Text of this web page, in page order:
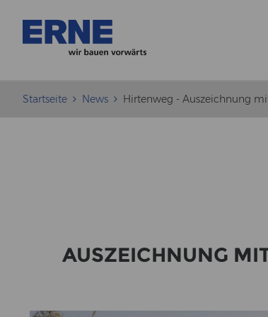
Startseite News Hirtenweg - Auszeichnung
AUS­ZEICH­NUNG